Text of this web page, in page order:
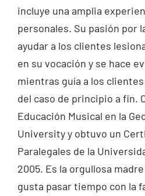
incluye una amplia
personales. Su pasión por
ayudar a los clientes
en su vocación y se hace
mientras guía a los
del caso de principio a fin.
Educación Musical en la
University y obtuvo un
Paralegales de la
2005. Es la orgullosa
gusta pasar tiempo con la